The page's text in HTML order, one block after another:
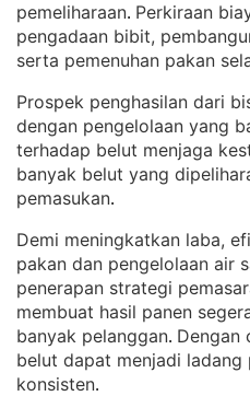
pemeliharaan. Perkiraan
pengadaan bibit,
serta pemenuhan pakan
Prospek penghasilan dari
dengan pengelolaan yang
terhadap belut menjaga
banyak belut yang
pemasukan.
Demi meningkatkan laba,
pakan dan pengelolaan air
penerapan strategi
membuat hasil panen
banyak pelanggan. Dengan
belut dapat menjadi ladang
konsisten.